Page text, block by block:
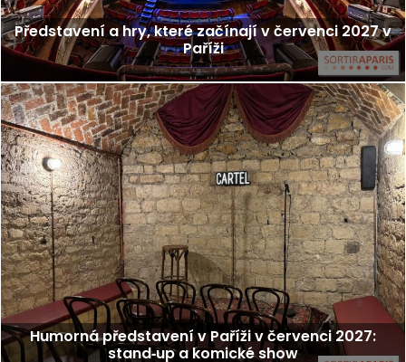
Představení a hry, které začínají v červenci 2027 v
Paříži
Humorná představení v Paříži v červenci 2027:
stand‑up a komické show